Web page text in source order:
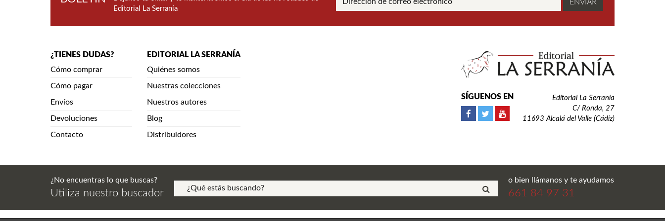
Editorial La Serranía
¿TIENES DUDAS?
Cómo comprar
Cómo pagar
Envíos
Devoluciones
Contacto
EDITORIAL LA SERRANÍA
Quiénes somos
Nuestras colecciones
Nuestros autores
Blog
Distribuidores
SÍGUENOS EN
Editorial La Serranía
C/ Ronda, 27
11693 Alcalá del Valle (Cádiz)
¿No encuentras lo que buscas?
Utiliza nuestro buscador
o bien llámanos y te ayudamos
661 84 97 31